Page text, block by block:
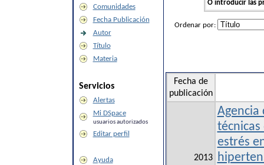
Comunidades
Fecha Publicación
Autor
Título
Materia
Servicios
Alertas
Mi DSpace
usuarios autorizados
Editar perfil
Ayuda
O introducir las
Ordenar por:
Fecha de
publicación
2013
Agencia
estrés